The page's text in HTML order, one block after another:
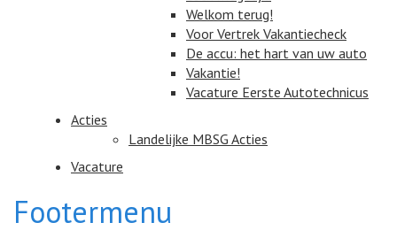
Welkom terug!
Voor Vertrek Vakantiecheck
De accu: het hart van uw auto
Vakantie!
Vacature Eerste Autotechnicus
Acties
Landelijke MBSG Acties
Vacature
Footermenu